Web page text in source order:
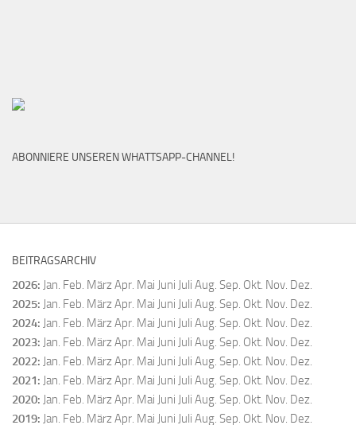
ABONNIERE UNSEREN WHATTSAPP-CHANNEL!
BEITRAGSARCHIV
2026: Jan. Feb. MärzApr. Mai Juni Juli Aug. Sep. Okt. Nov. Dez.
2025: Jan. Feb. MärzApr. Mai Juni Juli Aug. Sep. Okt. Nov. Dez.
2024: Jan. Feb. MärzApr. Mai Juni Juli Aug. Sep. Okt. Nov. Dez.
2023: Jan. Feb. MärzApr. Mai Juni Juli Aug. Sep. Okt. Nov. Dez.
2022: Jan. Feb. MärzApr. Mai Juni Juli Aug. Sep. Okt. Nov. Dez.
2021: Jan. Feb. MärzApr. Mai Juni Juli Aug. Sep. Okt. Nov. Dez.
2020: Jan. Feb. MärzApr. Mai Juni Juli Aug. Sep. Okt. Nov. Dez.
2019: Jan. Feb. MärzApr. Mai Juni Juli Aug. Sep. Okt. Nov. Dez.